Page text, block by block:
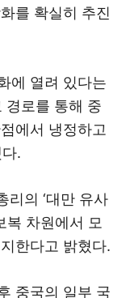
를 확실히 추진
에 열려 있다는
경로를 통해 중
에서 냉정하고
.
리의 ‘대만 유사
복 차원에서 모
한다고 밝혔다.
중국의 일부 국